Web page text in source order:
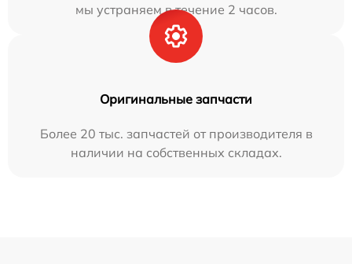
мы устраняем в течение 2 часов.
Оригинальные запчасти
Более 20 тыс. запчастей от производителя в
наличии на собственных складах.